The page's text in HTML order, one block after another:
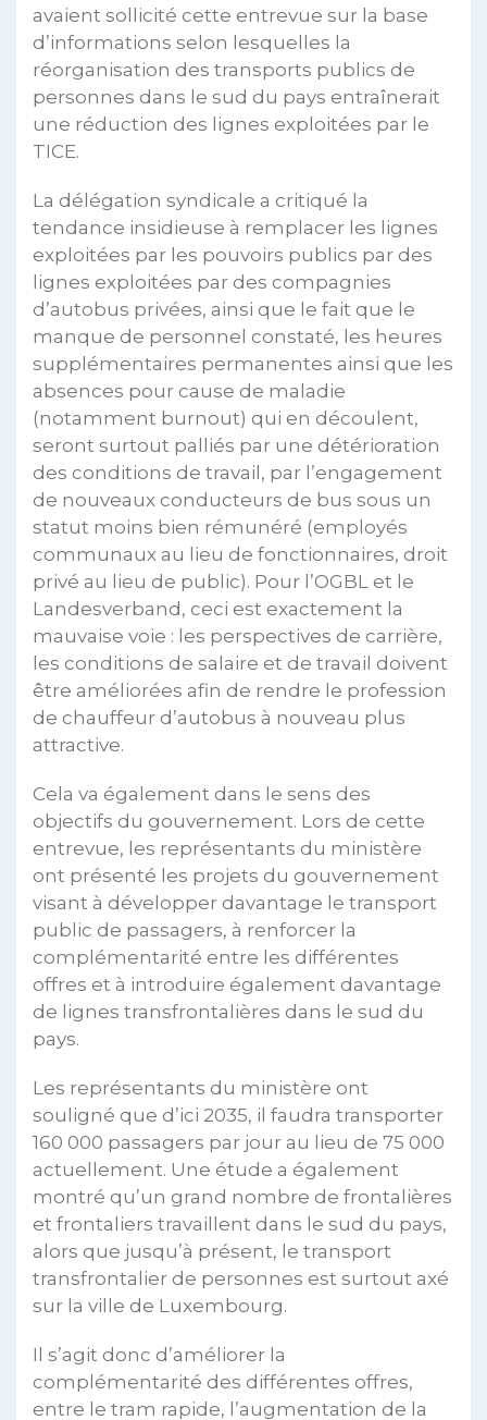
avaient sollicité cette entrevue sur la base
d’informations selon lesquelles la
réorganisation des transports publics de
personnes dans le sud du pays entraînerait
une réduction des lignes exploitées par le
TICE.
La délégation syndicale a critiqué la
tendance insidieuse à remplacer les lignes
exploitées par les pouvoirs publics par des
lignes exploitées par des compagnies
d’autobus privées, ainsi que le fait que le
manque de personnel constaté, les heures
supplémentaires permanentes ainsi que les
absences pour cause de maladie
(notamment burnout) qui en découlent,
seront surtout palliés par une détérioration
des conditions de travail, par l’engagement
de nouveaux conducteurs de bus sous un
statut moins bien rémunéré (employés
communaux au lieu de fonctionnaires, droit
privé au lieu de public). Pour l’OGBL et le
Landesverband, ceci est exactement la
mauvaise voie : les perspectives de carrière,
les conditions de salaire et de travail doivent
être améliorées afin de rendre le profession
de chauffeur d’autobus à nouveau plus
attractive.
Cela va également dans le sens des
objectifs du gouvernement. Lors de cette
entrevue, les représentants du ministère
ont présenté les projets du gouvernement
visant à développer davantage le transport
public de passagers, à renforcer la
complémentarité entre les différentes
offres et à introduire également davantage
de lignes transfrontalières dans le sud du
pays.
Les représentants du ministère ont
souligné que d’ici 2035, il faudra transporter
160 000 passagers par jour au lieu de 75 000
actuellement. Une étude a également
montré qu’un grand nombre de frontalières
et frontaliers travaillent dans le sud du pays,
alors que jusqu’à présent, le transport
transfrontalier de personnes est surtout axé
sur la ville de Luxembourg.
Il s’agit donc d’améliorer la
complémentarité des différentes offres,
entre le tram rapide, l’augmentation de la